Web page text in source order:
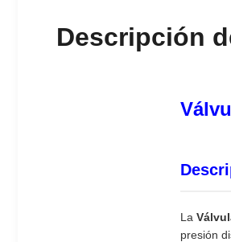
Descripción
La
presión